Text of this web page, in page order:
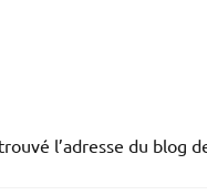
l’adresse du blog